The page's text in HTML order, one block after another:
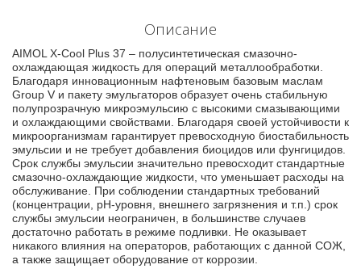
Описание
AIMOL X-Cool Plus 37 – полусинтетическая смазочно-
охлаждающая жидкость для операций металлообработки.
Благодаря инновационным нафтеновым базовым маслам
Group V и пакету эмульгаторов образует очень стабильную
полупрозрачную микроэмульсию с высокими смазывающими
и охлаждающими свойствами. Благодаря своей устойчивости к
микроорганизмам гарантирует превосходную биостабильность
эмульсии и не требует добавления биоцидов или фунгицидов.
Срок службы эмульсии значительно превосходит стандартные
смазочно-охлаждающие жидкости, что уменьшает расходы на
обслуживание. При соблюдении стандартных требований
(концентрации, рН-уровня, внешнего загрязнения и т.п.) срок
службы эмульсии неограничен, в большинстве случаев
достаточно работать в режиме подливки. Не оказывает
никакого влияния на операторов, работающих с данной СОЖ,
а также защищает оборудование от коррозии.